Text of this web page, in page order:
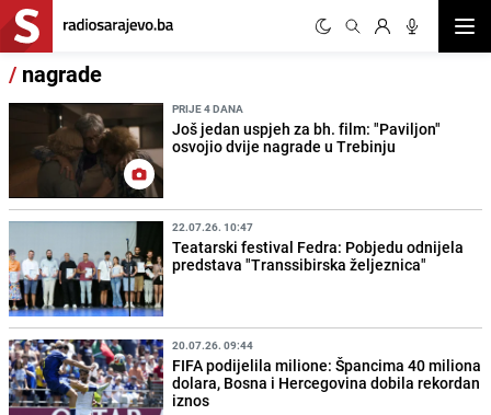
/ nagrade
PRIJE 4 DANA
Još jedan uspjeh za bh. film: "Paviljon"
osvojio dvije nagrade u Trebinju
22.07.26. 10:47
Teatarski festival Fedra: Pobjedu odnijela
predstava "Transsibirska željeznica"
20.07.26. 09:44
FIFA podijelila milione: Špancima 40 miliona
dolara, Bosna i Hercegovina dobila rekordan
iznos